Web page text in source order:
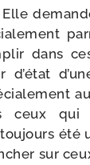
dans
d’état
ceux qui
été
sur